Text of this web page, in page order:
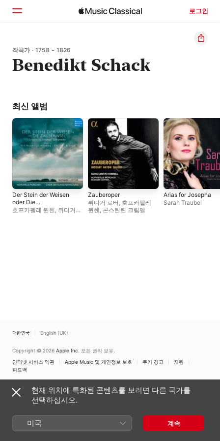
로그인
홈
둘러보기
작곡가 · 1758 - 1826
Benedikt Schack
최신 앨범
Der Stein der Weisen
oder Die
Zauberinsel
호프카펠레 뮌헨, 뤼디거
Zauberoper
뤼디거 로터 , 호프카펠레
뮌헨, 콘스탄틴 크림멜
Arias for Josepha
Sarah Traubel
대한민국 English (UK)
Copyright © 2026 Apple Inc. 모든 권리 보유.
인터넷 서비스 약관
Apple Music 및 개인정보 보호 쿠키 경고
지원
피드백
현재 위치에 특화된 콘텐츠를 보려면 다른 국가를
선택하십시오.
미국 계속